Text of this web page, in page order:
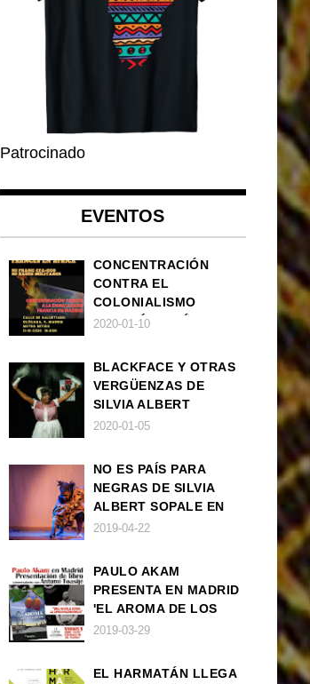
Patrocinado
EVENTOS
CONCENTRACIÓN
CONTRA EL
COLONIALISMO
FRANCÉS EN ÁFRICA
2020-01-10
BLACKFACE Y OTRAS
VERGÜENZAS DE
SILVIA ALBERT
SOPALE EN MADRID
2020-01-05
NO ES PAÍS PARA
NEGRAS DE SILVIA
ALBERT SOPALE EN
BARCELONA
2019-04-22
PAULO AKAM
PRESENTA EN MADRID
'EL AROMA DE LOS
MANGOS', UNA
AFRODESCENDENCIA
2019-03-29
EL HARMATÁN LLEGA